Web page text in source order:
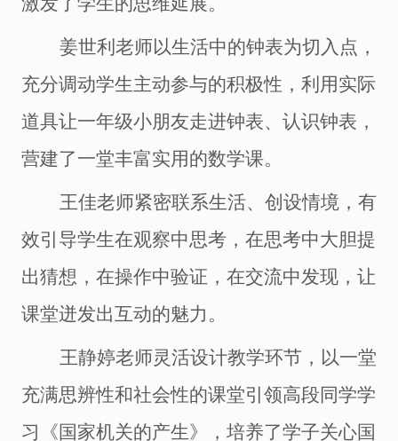
姜世利老师以生活中的钟表为切入点，
充分调动学生主动参与的积极性，利用实际
道具让一年级小朋友走进钟表、认识钟表，
营建了一堂丰富实用的数学课。
王佳老师紧密联系生活、创设情境，有
效引导学生在观察中思考，在思考中大胆提
出猜想，在操作中验证，在交流中发现，让
课堂迸发出互动的魅力。
王静婷老师灵活设计教学环节，以一堂
充满思辨性和社会性的课堂引领高段同学学
习《国家机关的产生》，培养了学子关心国